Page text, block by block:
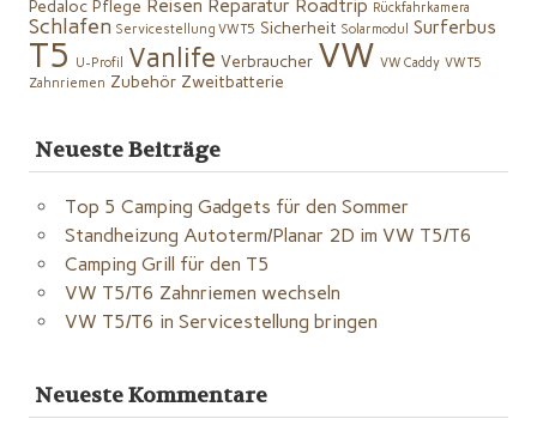
Pedaloc Pflege Reisen Reparatur Roadtrip Rückfahrkamera
Schlafen Servicestellung VW T5 Sicherheit Solarmodul Surferbus
T5 U-Profil Vanlife Verbraucher VW VW Caddy VW T5
Zahnriemen Zubehör Zweitbatterie
Neueste Beiträge
Top 5 Camping Gadgets für den Sommer
Standheizung Autoterm/Planar 2D im VW T5/T6
Camping Grill für den T5
VW T5/T6 Zahnriemen wechseln
VW T5/T6 in Servicestellung bringen
Neueste Kommentare